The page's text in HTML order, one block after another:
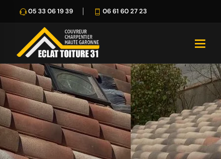
05 33 06 19 39 06 61 60 27 23